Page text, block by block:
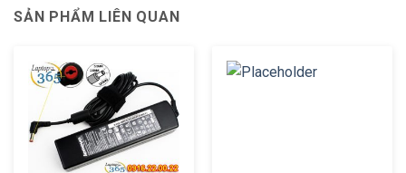
SẢN PHẨM LIÊN QUAN